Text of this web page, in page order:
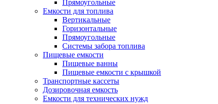
Прямоугольные
Емкости для топлива
Вертикальные
Горизонтальные
Прямоугольные
Системы забора топлива
Пищевые емкости
Пищевые ванны
Пищевые емкости с крышкой
Транспортные кассеты
Дозировочная емкость
Емкости для технических нужд